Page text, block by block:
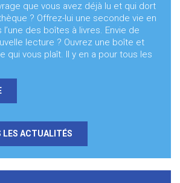
que vous avez déjà lu et qui dort
? Offrez-lui une seconde vie en
l’une des boîtes à livres. Envie de
lecture ? Ouvrez une boîte et
qui vous plaît. Il y en a pour tous les
LES ACTUALITÉS